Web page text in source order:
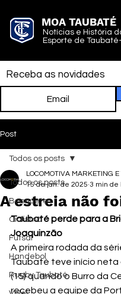
MOA TAUBATÉ
Notícias e História
Esporte de
Receba as novidades
Post
Todos os posts
Basquete
Ciclismo
Futsal
Handebol
Rugby Taubaté
Todos os posts
A estreia não
LOCOMOTIVA MARKETING E
15 de jan. de 2025 3 min de
Taubaté perde para a
Joaquinzão
A primeira rodada da
Taubaté teve início
(15) quando o Burro da
recebeu a equipe da